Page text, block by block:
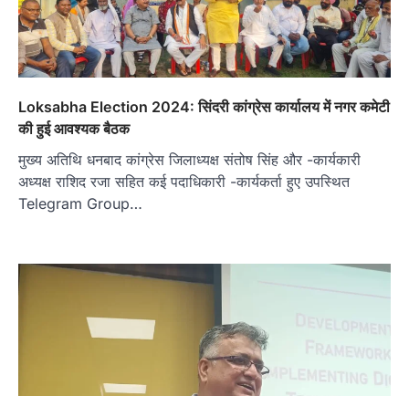
Loksabha Election 2024: सिंदरी कांग्रेस कार्यालय में नगर कमेटी
की हुई आवश्यक बैठक
मुख्य अतिथि धनबाद कांग्रेस जिलाध्यक्ष संतोष सिंह और -कार्यकारी
अध्यक्ष राशिद रजा सहित कई पदाधिकारी -कार्यकर्ता हुए उपस्थित
Telegram Group…